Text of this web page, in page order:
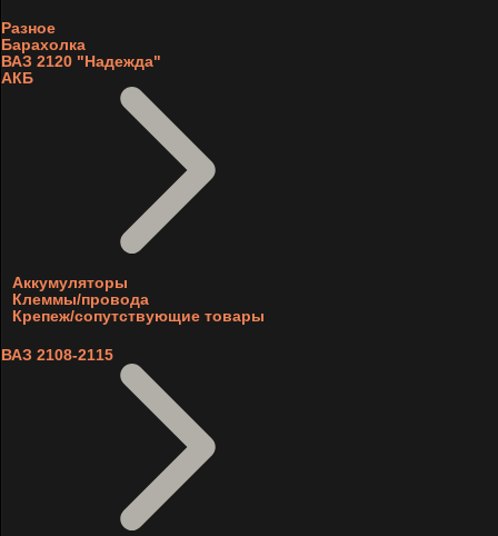
Разное
Барахолка
ВАЗ 2120 "Надежда"
АКБ
Аккумуляторы
Клеммы/провода
Крепеж/сопутствующие товары
ВАЗ 2108-2115